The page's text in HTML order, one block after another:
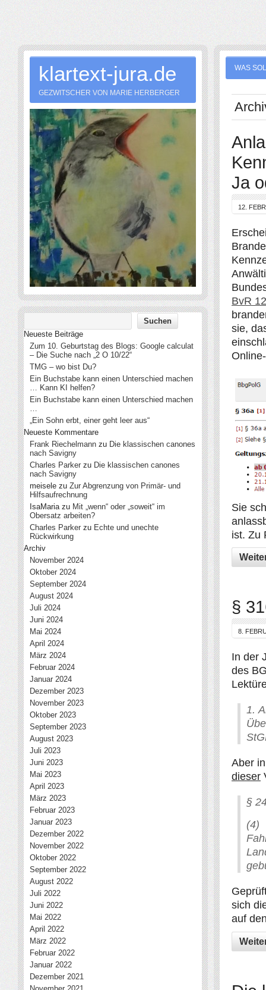
WAS
Ja
12.
BvR
sie,
Sie
ist. Zu
§
8.
In der
des
1.
Aber
dieser
§
(4)
sich
auf
klartext-jura.de
GEZWITSCHER VON MARIE HERBERGER
Neueste Beiträge
Zum 10. Geburtstag des Blogs: Google calculat
– Die Suche nach „2 O 10/22“
TMG – wo bist Du?
Ein Buchstabe kann einen Unterschied machen
… Kann KI helfen?
Ein Buchstabe kann einen Unterschied machen
…
„Ein Sohn erbt, einer geht leer aus“
Neueste Kommentare
Frank Riechelmann zu Die klassischen canones
nach Savigny
Charles Parker zu Die klassischen canones
nach Savigny
meisele zu Zur Abgrenzung von Primär- und
Hilfsaufrechnung
IsaMariazu Mit „wenn“ oder „soweit“ im
Obersatz arbeiten?
Charles Parker zu Echte und unechte
Rückwirkung
Archiv
November 2024
Oktober 2024
September 2024
August 2024
Juli 2024
Juni 2024
Mai 2024
April 2024
März 2024
Februar 2024
Januar 2024
Dezember 2023
November 2023
Oktober 2023
September 2023
August 2023
Juli 2023
Juni 2023
Mai 2023
April 2023
März 2023
Februar 2023
Januar 2023
Dezember 2022
November 2022
Oktober 2022
September 2022
August 2022
Juli 2022
Juni 2022
Mai 2022
April 2022
März 2022
Februar 2022
Januar 2022
Dezember 2021